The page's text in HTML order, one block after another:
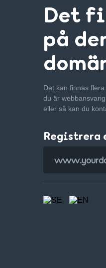
Det
på
Det kan finnas
du är
eller så kan du
Registrera